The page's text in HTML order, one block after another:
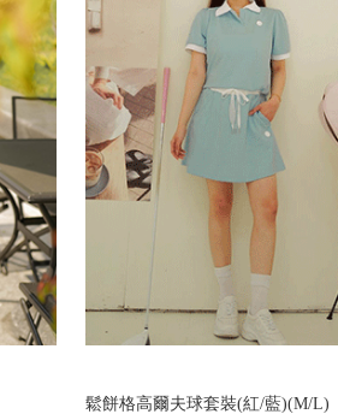
鬆餅格高爾夫球套裝(紅/藍)(M/L)